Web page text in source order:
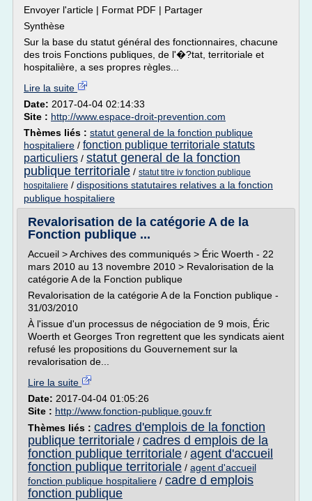
Envoyer l'article | Format PDF | Partager
Synthèse
Sur la base du statut général des fonctionnaires, chacune
des trois Fonctions publiques, de l'�?tat, territoriale et
hospitalière, a ses propres règles...
Lire la suite
Date: 2017-04-04 02:14:33
Site : http://www.espace-droit-prevention.com
Thèmes liés : statut general de la fonction publique
hospitaliere / fonction publique territoriale statuts
particuliers / statut general de la fonction
publique territoriale / statut titre iv fonction publique
hospitaliere / dispositions statutaires relatives a la fonction
publique hospitaliere
Revalorisation de la catégorie A de la
Fonction publique ...
Accueil > Archives des communiqués > Éric Woerth - 22
mars 2010 au 13 novembre 2010 > Revalorisation de la
catégorie A de la Fonction publique
Revalorisation de la catégorie A de la Fonction publique -
31/03/2010
À l'issue d'un processus de négociation de 9 mois, Éric
Woerth et Georges Tron regrettent que les syndicats aient
refusé les propositions du Gouvernement sur la
revalorisation de...
Lire la suite
Date: 2017-04-04 01:05:26
Site : http://www.fonction-publique.gouv.fr
Thèmes liés : cadres d'emplois de la fonction
publique territoriale / cadres d emplois de la
fonction publique territoriale / agent d'accueil
fonction publique territoriale / agent d'accueil
fonction publique hospitaliere / cadre d emplois
fonction publique